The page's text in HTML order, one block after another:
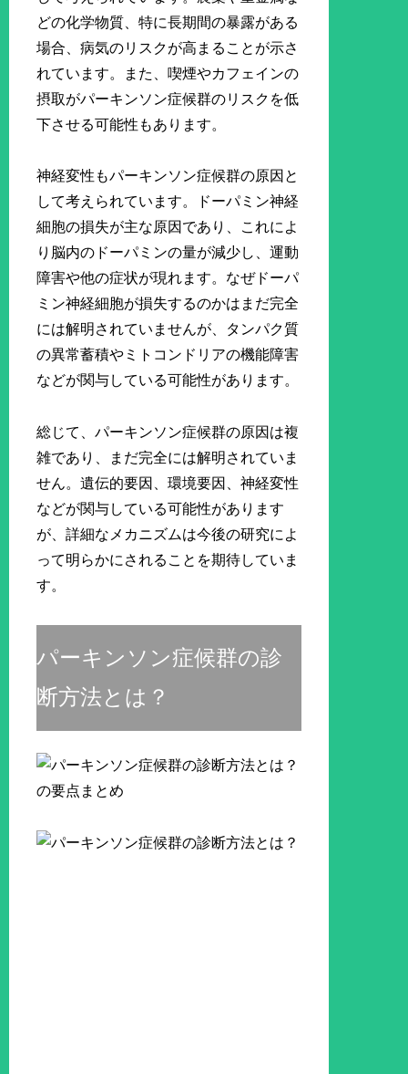
どの化学物質、特に長期間の暴露がある
場合、病気のリスクが高まることが示さ
れています。また、喫煙やカフェインの
摂取がパーキンソン症候群のリスクを低
下させる可能性もあります。
神経変性もパーキンソン症候群の原因と
して考えられています。ドーパミン神経
細胞の損失が主な原因であり、これによ
り脳内のドーパミンの量が減少し、運動
障害や他の症状が現れます。なぜドーパ
ミン神経細胞が損失するのかはまだ完全
には解明されていませんが、タンパク質
の異常蓄積やミトコンドリアの機能障害
などが関与している可能性があります。
総じて、パーキンソン症候群の原因は複
雑であり、まだ完全には解明されていま
せん。遺伝的要因、環境要因、神経変性
などが関与している可能性があります
が、詳細なメカニズムは今後の研究によ
って明らかにされることを期待していま
す。
パーキンソン症候群の診
断方法とは？